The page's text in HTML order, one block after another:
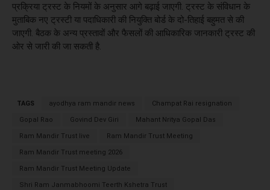
प्रक्रिया ट्रस्ट के नियमों के अनुसार आगे बढ़ाई जाएगी. ट्रस्ट के संविधान के
मुताबिक नए ट्रस्टी या पदाधिकारी की नियुक्ति बोर्ड के दो-तिहाई बहुमत से की
जाएगी. बैठक के अन्य प्रस्तावों और फैसलों की आधिकारिक जानकारी ट्रस्ट की
ओर से जारी की जा सकती है.
TAGS ayodhya ram mandir news Champat Rai resignation
Gopal Rao Govind Dev Giri Mahant Nritya Gopal Das
Ram Mandir Trust live Ram Mandir Trust Meeting
Ram Mandir Trust meeting 2026
Ram Mandir Trust Meeting Update
Shri Ram Janmabhoomi Teerth Kshetra Trust